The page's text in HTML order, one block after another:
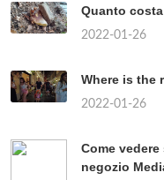
Quanto
2022-01-26
Where is the
2022-01-26
Come
negozio